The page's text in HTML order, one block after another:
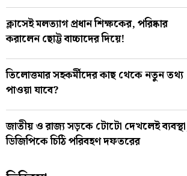
ক্লাসেই মলত্যাগ প্রধান শিক্ষকের, পরিষ্কার
করালেন ছোট্ট বাচ্চাদের দিয়ে!
তিলোত্তমার সহকর্মীদের কাছ থেকে নতুন তথ্য
পাওয়া যাবে?
জাতীয় ও রাজ্য সড়কে টোটো দেখলেই
ডিজিপিকে চিঠি পরিবহণ দফতরের